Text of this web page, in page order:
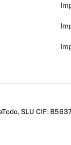
SLU CIF: